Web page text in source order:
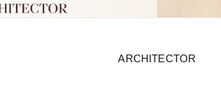
ARCHITECTOR